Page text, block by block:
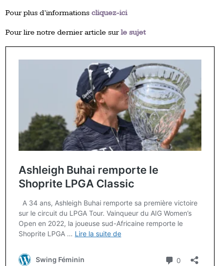
Pour plus d’informationscliquez-ici
Pour lire notre dernier article surle sujet